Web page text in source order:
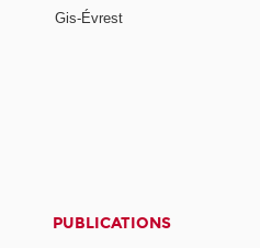
Gis-Évrest
PUBLICATIONS